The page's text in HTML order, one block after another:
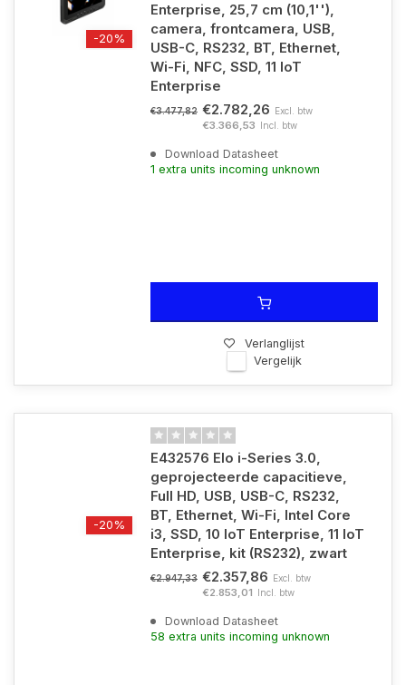
-20%
Enterprise, 25,7 cm (10,1''),
camera, frontcamera, USB,
USB-C, RS232, BT, Ethernet,
Wi-Fi, NFC, SSD, 11 IoT
Enterprise
€3.477,82 €2.782,26 Excl. btw
€3.366,53 Incl. btw
Download Datasheet
1 extra units incoming unknown
Verlanglijst
Vergelijk
-20%
E432576 Elo i-Series 3.0,
geprojecteerde capacitieve,
Full HD, USB, USB-C, RS232,
BT, Ethernet, Wi-Fi, Intel Core
i3, SSD, 10 IoT Enterprise, 11 IoT
Enterprise, kit (RS232), zwart
€2.947,33 €2.357,86 Excl. btw
€2.853,01 Incl. btw
Download Datasheet
58 extra units incoming unknown